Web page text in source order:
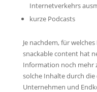
Internetverkehrs
kurze Podcasts
Je nachdem, für
snackable content hat
Information noch mehr
solche Inhalte durch
Unternehmen und